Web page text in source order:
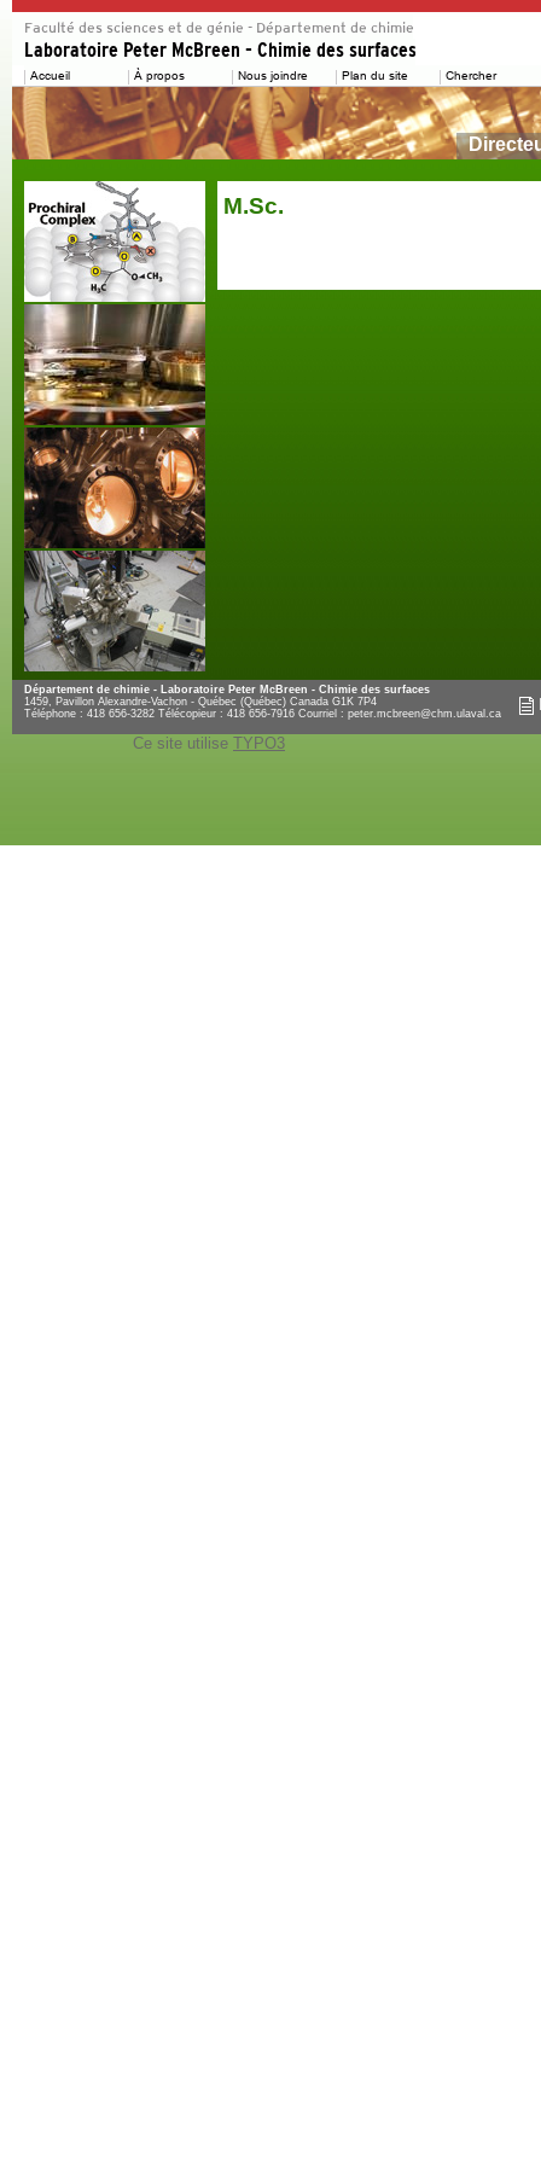
M.Sc.
Département de chimie - Laboratoire Peter McBreen - Chimie des surfaces
1459, Pavillon Alexandre-Vachon - Québec (Québec) Canada G1K 7P4
Téléphone : 418 656-3282 Télécopieur : 418 656-7916 Courriel : peter.mcbreen@chm.ulaval.ca
Ce site utilise TYPO3